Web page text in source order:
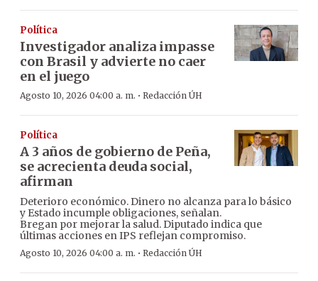
Política
Investigador analiza impasse
con Brasil y advierte no caer
en el juego
Agosto 10, 2026 04:00 a. m. · Redacción ÚH
Política
A 3 años de gobierno de Peña,
se acrecienta deuda social,
afirman
Deterioro económico. Dinero no alcanza para lo básico
y Estado incumple obligaciones, señalan.
Bregan por mejorar la salud. Diputado indica que
últimas acciones en IPS reflejan compromiso.
Agosto 10, 2026 04:00 a. m. · Redacción ÚH